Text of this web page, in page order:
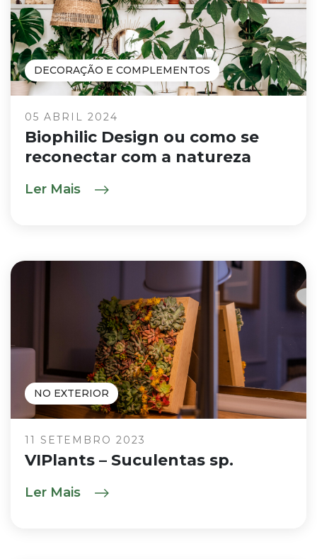
DECORAÇÃO E COMPLEMENTOS
05 ABRIL 2024
Biophilic Design ou como se
reconectar com a natureza
Ler Mais
NO EXTERIOR
11 SETEMBRO 2023
VIPlants – Suculentas sp.
Ler Mais